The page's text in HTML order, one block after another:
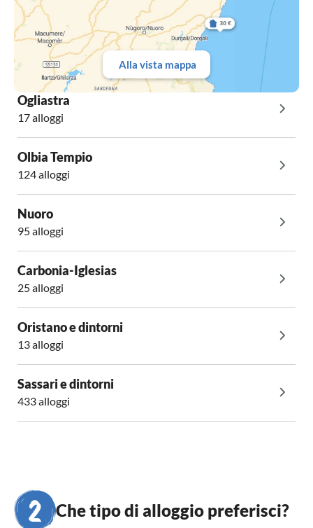
Alla vista mappa
Ogliastra
17 alloggi
Olbia Tempio
124 alloggi
Nuoro
95 alloggi
Carbonia-Iglesias
25 alloggi
Oristano e dintorni
13 alloggi
Sassari e dintorni
433 alloggi
Che tipo di alloggio preferisci?